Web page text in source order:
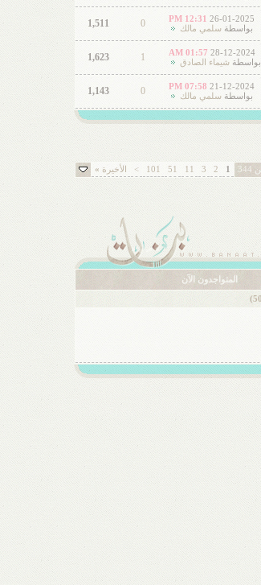
26-01-2025
12:31 PM
بواسطةسلمي مالك 0
1,511
28-12-2024
01:57 AM
بواسطةشيماء الصادق 1
1,623
21-12-2024
07:58 PM
بواسطةسلمي مالك 0
1,143
1
2
3
11
51
101
> الأخيرة »
المتواجدون الآن